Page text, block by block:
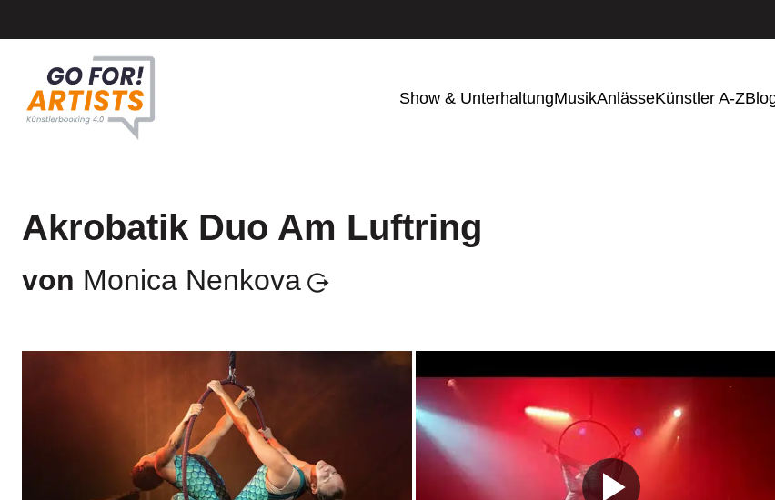
Show & UnterhaltungMusikAnlässeKünstler A-Z
Akrobatik Duo Am Luftring
von Monica Nenkova